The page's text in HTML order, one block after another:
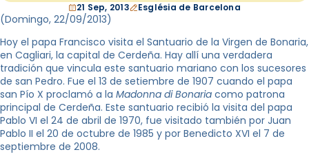
21 Sep, 2013 Església de Barcelona
(Domingo, 22/09/2013)
Hoy el papa Francisco visita el Santuario de la Virgen de Bonaria,
en Cagliari, la capital de Cerdeña. Hay allí una verdadera
tradición que vincula este santuario mariano con los sucesores
de san Pedro. Fue el 13 de setiembre de 1907 cuando el papa
san Pío X proclamó a la Madonna di Bonaria como patrona
principal de Cerdeña. Este santuario recibió la visita del papa
Pablo VI el 24 de abril de 1970, fue visitado también por Juan
Pablo II el 20 de octubre de 1985 y por Benedicto XVI el 7 de
septiembre de 2008.